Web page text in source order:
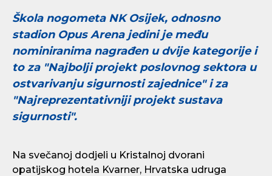
Škola nogometa NK Osijek, odnosno
stadion Opus Arena jedini je među
nominiranima nagrađen u dvije kategorije i
to za "Najbolji projekt poslovnog sektora u
ostvarivanju sigurnosti zajednice" i za
"Najreprezentativniji projekt sustava
sigurnosti".
Na svečanoj dodjeli u Kristalnoj dvorani
opatijskog hotela Kvarner, Hrvatska udruga